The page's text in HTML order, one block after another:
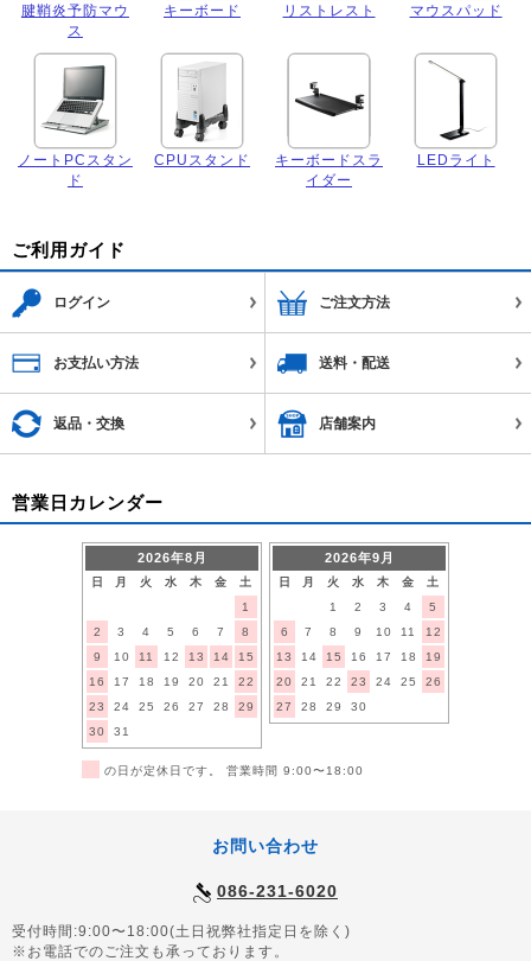
腱鞘炎予防マウ
ス
キーボード リストレスト マウスパッド
ノートPCスタン
ド
CPUスタンド
キーボードスラ
イダー
LEDライト
ご利用ガイド
ログイン ご注文方法
お支払い方法 送料・配送
返品・交換 店舗案内
営業日カレンダー
2026年8月
日 月 火 水 木 金
土
1
2
3 4 5 6 7
8
9
10 11 12 13 14
15
16
17 18 19 20 21
22
23
24 25 26 27 28
29
30
31
2026年9月
日 月 火 水 木 金
土
1
2 3 4
5
6
7 8 9 10 11
12
13
14 15 16 17 18
19
20
21 22 23 24 25
26
27
28 29 30
の日が定休日です。 営業時間 9:00〜18:00
お問い合わせ
086-231-6020
受付時間:9:00〜18:00(土日祝弊社指定日を除く)
※お電話でのご注文も承っております。